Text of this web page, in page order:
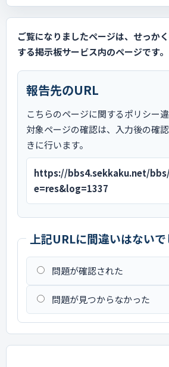
ご覧になりましたページは、せっか
する掲示板サービス内のページです。
報告先のURL
こちらのページに関するポリシー
対象ページの確認は、入力後の確
きに行います。
https://bbs4.sekkaku.net/
e=res&log=1337
上記URLに間違いはないで
問題が確認された
問題が見つからなかった